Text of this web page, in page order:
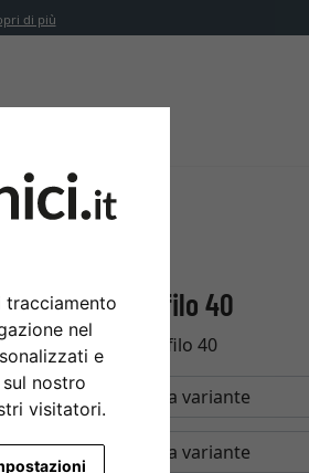
tracciamento
nel
e
nostro
visitatori.
alluminio profilo 40
in alluminio profilo 40